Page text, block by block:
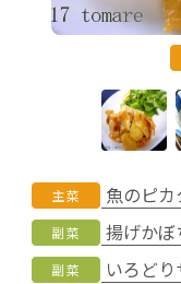
主菜 魚のピカ
副菜 揚げか
副菜 いろど